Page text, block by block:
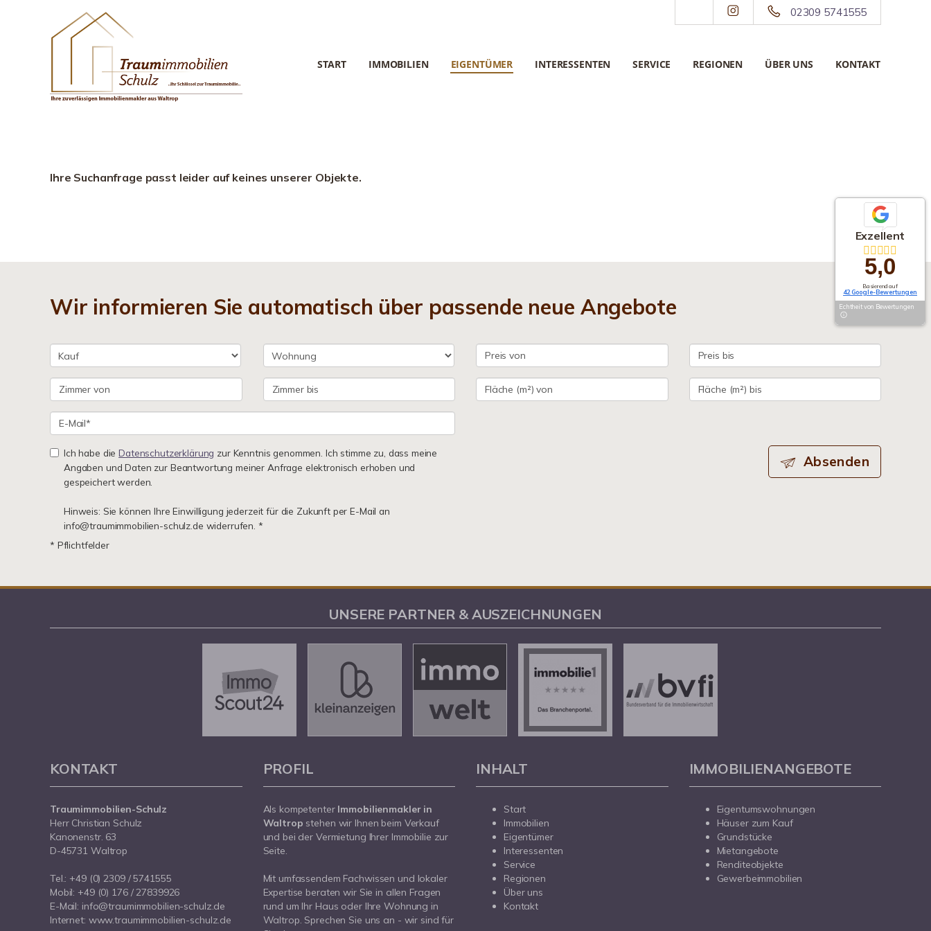
02309 5741555
START IMMOBILIEN EIGENTÜMER INTERESSENTEN SERVICE REGIONEN ÜBER UNS KONTAKT
Ihre Suchanfrage passt leider auf keines unserer Objekte.
Wir informieren Sie automatisch über passende neue Angebote
Ich habe dieDatenschutzerklärung zur Kenntnis genommen. Ich stimme zu, dass meine
Angaben und Daten zur Beantwortung meiner Anfrage elektronisch erhoben und
gespeichert werden.
Hinweis: Sie können Ihre Einwilligung jederzeit für die Zukunft per E-Mail an
info@traumimmobilien-schulz.de widerrufen. *
* Pflichtfelder
Absenden
Exzellent
5,0
Basierend auf
42 Google-Bewertungen
Echtheit von Bewertungen
UNSERE PARTNER & AUSZEICHNUNGEN
KONTAKT
Traumimmobilien-Schulz
Herr Christian Schulz
Kanonenstr. 63
D-45731 Waltrop
Tel.: +49 (0) 2309 / 5741555
Mobil: +49 (0) 176 / 27839926
E-Mail: info@traumimmobilien-schulz.de
Internet: www.traumimmobilien-schulz.de
PROFIL
Als kompetenter Immobilienmakler in
Waltrop stehen wir Ihnen beim Verkauf
und bei der Vermietung Ihrer Immobilie zur
Seite.
Mit umfassendem Fachwissen und lokaler
Expertise beraten wir Sie in allen Fragen
rund um Ihr Haus oder Ihre Wohnung in
Waltrop. Sprechen Sie uns an - wir sind für
INHALT
Start
Immobilien
Eigentümer
Interessenten
Service
Regionen
Über uns
Kontakt
IMMOBILIENANGEBOTE
Eigentumswohnungen
Häuser zum Kauf
Grundstücke
Mietangebote
Renditeobjekte
Gewerbeimmobilien